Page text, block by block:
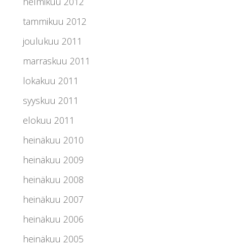
tammikuu 2012
joulukuu 2011
marraskuu 2011
lokakuu 2011
syyskuu 2011
elokuu 2011
heinäkuu 2010
heinäkuu 2009
heinäkuu 2008
heinäkuu 2007
heinäkuu 2006
heinäkuu 2005